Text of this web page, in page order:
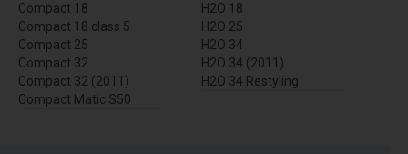
Compact 18
Compact 18 class 5
Compact 25
Compact 32
Compact 32 (2011)
Compact Matic S50
H2O 18
H2O 25
H2O 34
H2O 34 (2011)
H2O 34 Restyling